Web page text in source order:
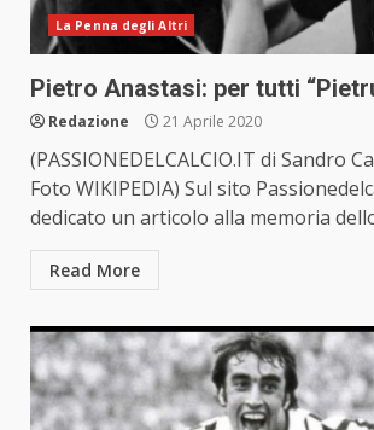
La Penna degli Altri
Pietro Anastasi: per tutti
Redazione 21 Aprile 2020
(PASSIONEDELCALCIO.IT di Sandro
Foto WIKIPEDIA) Sul sito
dedicato un articolo alla memoria
Read More